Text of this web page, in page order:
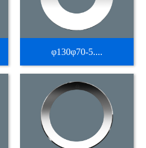
φ130φ70-5....